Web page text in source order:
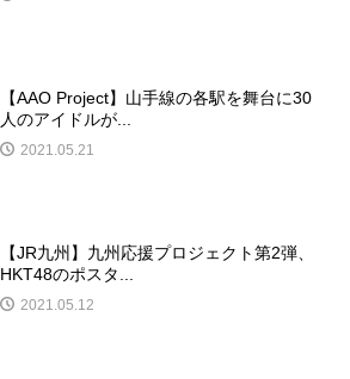
【AAO Project】山手線の各駅を舞台に30
人のアイドルが...
2021.05.21
【JR九州】九州応援プロジェクト第2弾、
HKT48のポスタ...
2021.05.12